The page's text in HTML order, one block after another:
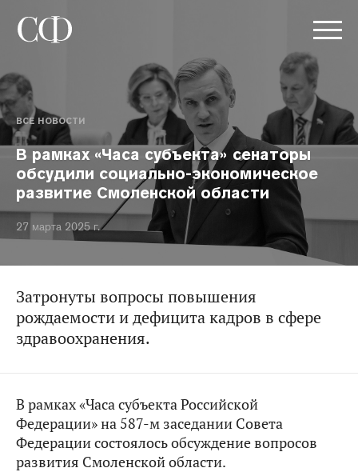
ВСЕ НОВОСТИ
В рамках «Часа субъекта» сенаторы
обсудили социально-экономическое
развитие Смоленской области
27 марта 2025 г.
Затронуты вопросы повышения
рождаемости и дефицита кадров в сфере
здравоохранения.
В рамках «Часа субъекта Российской
Федерации» на 587-м заседании Совета
Федерации состоялось обсуждение вопросов
развития Смоленской области.